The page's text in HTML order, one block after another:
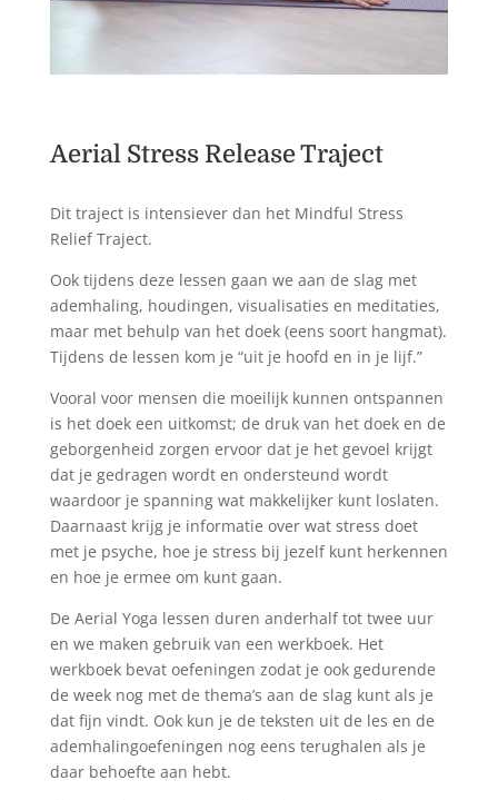
Aerial Stress Release Traject
Dit traject is intensiever dan het Mindful Stress
Relief Traject.
Ook tijdens deze lessen gaan we aan de slag met
ademhaling, houdingen, visualisaties en meditaties,
maar met behulp van het doek (eens soort hangmat).
Tijdens de lessen kom je “uit je hoofd en in je lijf.”
Vooral voor mensen die moeilijk kunnen ontspannen
is het doek een uitkomst; de druk van het doek en de
geborgenheid zorgen ervoor dat je het gevoel krijgt
dat je gedragen wordt en ondersteund wordt
waardoor je spanning wat makkelijker kunt loslaten.
Daarnaast krijg je informatie over wat stress doet
met je psyche, hoe je stress bij jezelf kunt herkennen
en hoe je ermee om kunt gaan.
De Aerial Yoga lessen duren anderhalf tot twee uur
en we maken gebruik van een werkboek. Het
werkboek bevat oefeningen zodat je ook gedurende
de week nog met de thema’s aan de slag kunt als je
dat fijn vindt. Ook kun je de teksten uit de les en de
ademhalingoefeningen nog eens terughalen als je
daar behoefte aan hebt.